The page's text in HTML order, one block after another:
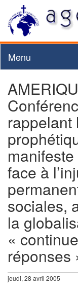
Menu
rappelant
face à
sociales,
la
«
réponses
jeudi, 28 avril 2005